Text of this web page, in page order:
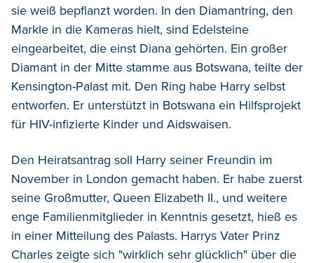
sie weiß bepflanzt worden. In den Diamantring, den
Markle in die Kameras hielt, sind Edelsteine
eingearbeitet, die einst Diana gehörten. Ein großer
Diamant in der Mitte stamme aus Botswana, teilte der
Kensington-Palast mit. Den Ring habe Harry selbst
entworfen. Er unterstützt in Botswana ein Hilfsprojekt
für HIV-infizierte Kinder und Aidswaisen.
Den Heiratsantrag soll Harry seiner Freundin im
November in London gemacht haben. Er habe zuerst
seine Großmutter, Queen Elizabeth II., und weitere
enge Familienmitglieder in Kenntnis gesetzt, hieß es
in einer Mitteilung des Palasts. Harrys Vater Prinz
Charles zeigte sich "wirklich sehr glücklich" über die